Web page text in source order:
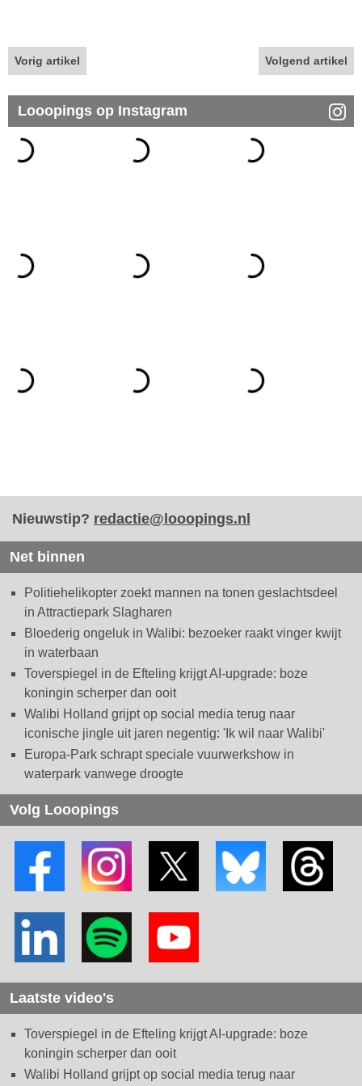
Vorig artikel Volgend artikel
Looopings op Instagram
Nieuwstip? redactie@looopings.nl
Net binnen
Politiehelikopter zoekt mannen na tonen geslachtsdeel
in Attractiepark Slagharen
Bloederig ongeluk in Walibi: bezoeker raakt vinger kwijt
in waterbaan
Toverspiegel in de Efteling krijgt AI-upgrade: boze
koningin scherper dan ooit
Walibi Holland grijpt op social media terug naar
iconische jingle uit jaren negentig: 'Ik wil naar Walibi'
Europa-Park schrapt speciale vuurwerkshow in
waterpark vanwege droogte
Volg Looopings
Laatste video's
Toverspiegel in de Efteling krijgt AI-upgrade: boze
koningin scherper dan ooit
Walibi Holland grijpt op social media terug naar